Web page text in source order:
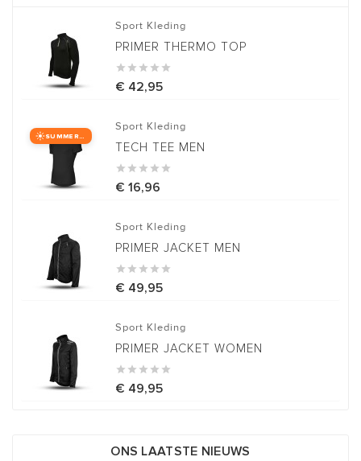
Sport Kleding
PRIMER THERMO TOP
    
€ 42,95
SUMMER ITEM
Sport Kleding
TECH TEE MEN
    
€ 16,96
Sport Kleding
PRIMER JACKET MEN
    
€ 49,95
Sport Kleding
PRIMER JACKET WOMEN
    
€ 49,95
ONS LAATSTE NIEUWS